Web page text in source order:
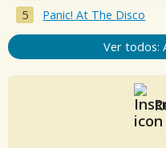
Panic! At The Disco
Ver todos: